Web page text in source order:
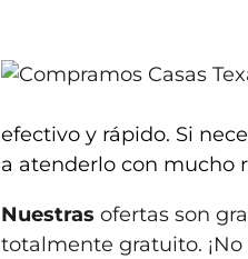
efectivo y rápido. Si
a atenderlo con mucho
Nuestras ofertas son
totalmente gratuito.